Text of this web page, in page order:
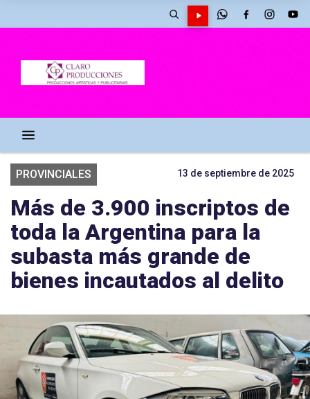
PROVINCIALES 13 de septiembre de 2025
Más de 3.900 inscriptos de
toda la Argentina para la
subasta más grande de
bienes incautados al delito